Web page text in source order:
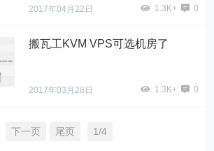
2017年04月22日 1.3K+ 0
搬瓦工KVM VPS可选机房了
2017年03月28日 1.3K+ 0
下一页 尾页 1/4